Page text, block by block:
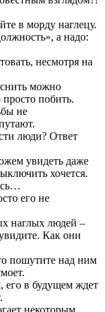
в морду наглецу.
а надо:
несмотря на
можно
просто побить.
не
люди? Ответ
увидеть даже
хочется.
его не
наглых людей –
Как они
пошутите над ним
его в будущем ждет
некоторым